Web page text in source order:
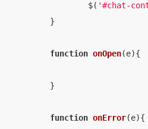
		$(
'#chat-
function onOpen(e){
function onError(e){